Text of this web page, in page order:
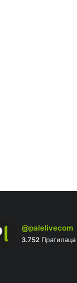
@palelivecom
3.752Пратилаца